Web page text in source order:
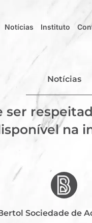
Notícias Instituto
Notícias
ser
na
Sociedade de